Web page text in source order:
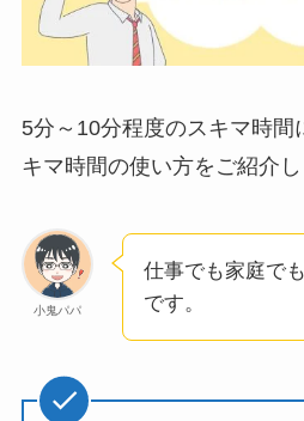
5分～10分程度のスキマ時間
キマ時間の使い方をご紹介し
小鬼パパ
仕事でも家庭で
です。